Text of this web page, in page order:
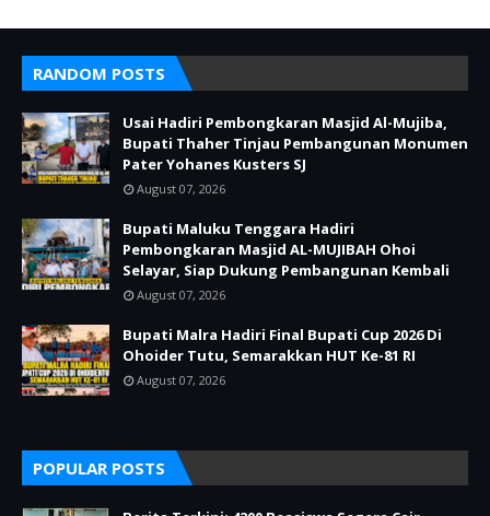
RANDOM POSTS
Usai Hadiri Pembongkaran Masjid Al-Mujiba,
Bupati Thaher Tinjau Pembangunan Monumen
Pater Yohanes Kusters SJ
August 07, 2026
Bupati Maluku Tenggara Hadiri
Pembongkaran Masjid AL-MUJIBAH Ohoi
Selayar, Siap Dukung Pembangunan Kembali
August 07, 2026
Bupati Malra Hadiri Final Bupati Cup 2026 Di
Ohoider Tutu, Semarakkan HUT Ke-81 RI
August 07, 2026
POPULAR POSTS